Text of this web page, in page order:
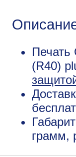
Печать
(R40)
грамм,